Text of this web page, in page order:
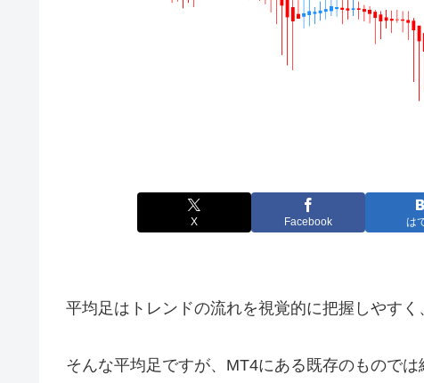
X Facebook は
平均足はトレンドの流れを視覚的に把握しやす
そんな平均足ですが、MT4にある既存のもので